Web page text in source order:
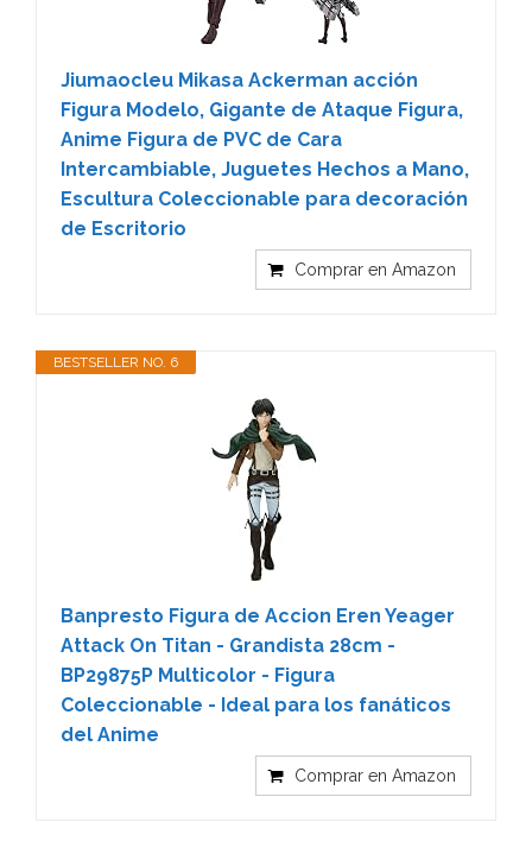
Jiumaocleu Mikasa Ackerman acción
Figura Modelo, Gigante de Ataque Figura,
Anime Figura de PVC de Cara
Intercambiable, Juguetes Hechos a Mano,
Escultura Coleccionable para decoración
de Escritorio
Comprar en Amazon
BESTSELLER NO. 6
Banpresto Figura de Accion Eren Yeager
Attack On Titan - Grandista 28cm -
BP29875P Multicolor - Figura
Coleccionable - Ideal para los fanáticos
del Anime
Comprar en Amazon